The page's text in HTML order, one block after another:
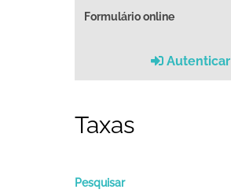
Formulário online
Autenticar
Taxas
Pesquisar